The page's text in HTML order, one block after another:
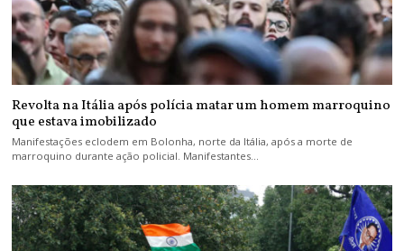
Revolta na Itália após polícia matar um homem marroquino
que estava imobilizado
Manifestações eclodem em Bolonha, norte da Itália, após a morte de
marroquino durante ação policial. Manifestantes…